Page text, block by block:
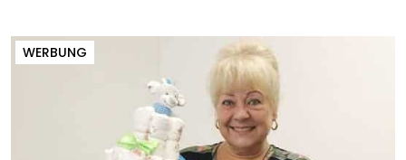
WERBUNG